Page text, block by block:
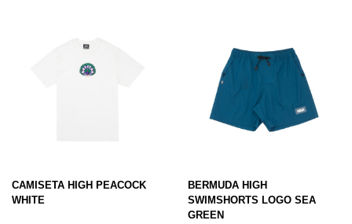
CAMISETA HIGH PEACOCK
WHITE
BERMUDA HIGH
SWIMSHORTS LOGO SEA
GREEN